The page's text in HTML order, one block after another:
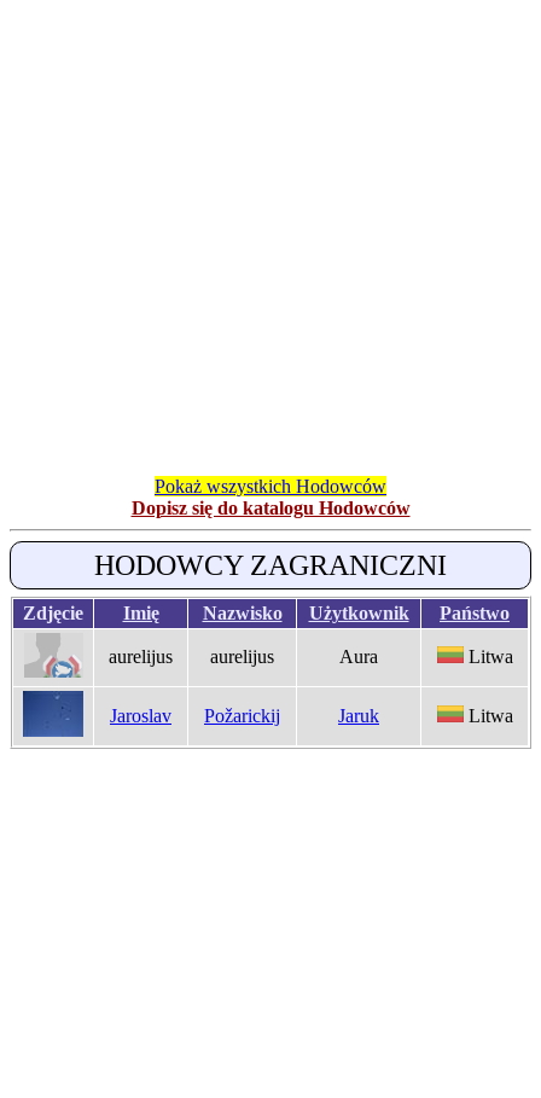
Pokaż wszystkich Hodowców
Dopisz się do katalogu Hodowców
HODOWCY ZAGRANICZNI
Zdjęcie Imię Nazwisko Użytkownik Państwo
aurelijus aurelijus Aura Litwa
Jaroslav Požarickij Jaruk Litwa